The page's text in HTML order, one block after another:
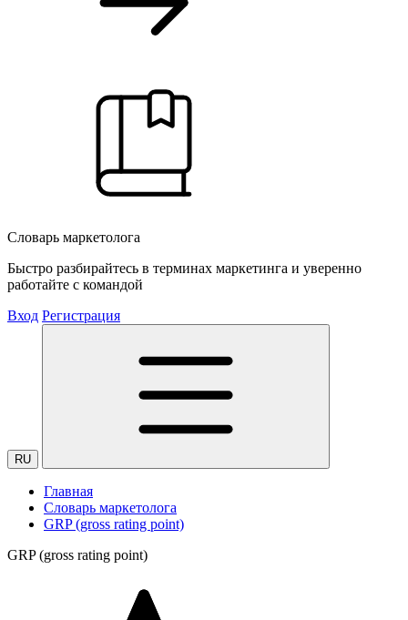
Словарь маркетолога
Быстро разбирайтесь в терминах маркетинга и уверенно
работайте с командой
Вход Регистрация
RU
Главная
Словарь маркетолога
GRP (gross rating point)
GRP (gross rating point)